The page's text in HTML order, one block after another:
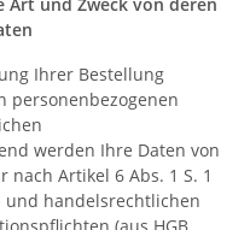
Ihrer Bestellung
werden Ihre Daten von
nach Artikel 6 Abs. 1 S. 1
und handelsrechtlichen